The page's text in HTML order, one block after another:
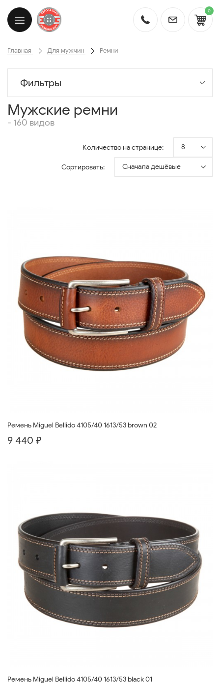
0
Главная Для мужчин Ремни
Фильтры
Мужские ремни
- 160 видов
Количество на странице: 8
Сортировать: Сначала дешёвые
Ремень Miguel Bellido 4105/40 1613/53 brown 02
9 440 ₽
Ремень Miguel Bellido 4105/40 1613/53 black 01